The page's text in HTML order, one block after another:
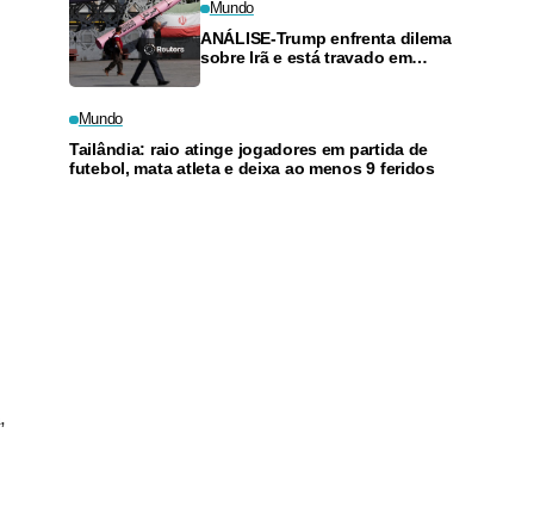
Mundo
ANÁLISE-Trump enfrenta dilema
sobre Irã e está travado em
Mundo
Tailândia: raio atinge jogadores em partida de
futebol, mata atleta e deixa ao menos 9 feridos